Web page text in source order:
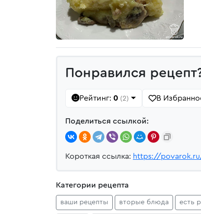
Понравился
Рейтинг: 0 (2) В
Поделиться ссылкой:
Короткая ссылка: https://
Категории рецепта
ваши рецепты вторые блюда есть